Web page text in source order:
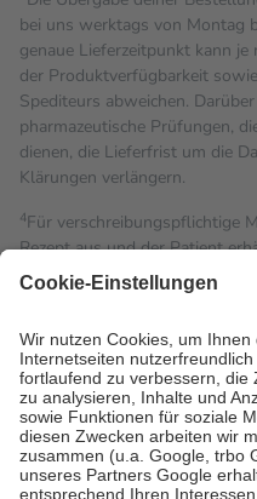
bei uns werktags von Montag
genaue Lieferzeitpunkt kann
der Produktverfügbarkeit
Spediteurs abweichen.
pharmazeutische Prüfungen,
dienen, die Lieferfrist um die
Klärungen verlängern.
4Für verschreibungspflichtige
Rezept aus und der Patient
gesetzliche
Kosten dafür, der Versicherte
Grundsätzlich leisten
Prozent des Abgabepreises,
höchstens zehn Euro.Es sind
tatsächlichen Kosten der
Diese Regeln gelten
Bei Heilmitteln und häuslicher